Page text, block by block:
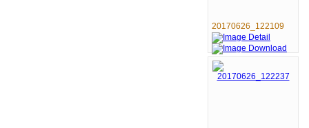
20170626_122109